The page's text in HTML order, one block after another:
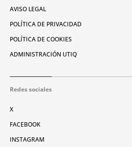
AVISO LEGAL
POLÍTICA DE PRIVACIDAD
POLÍTICA DE COOKIES
ADMINISTRACIÓN UTIQ
Redes sociales
X
FACEBOOK
INSTAGRAM